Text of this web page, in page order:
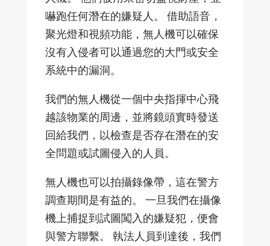
嚇跑任何潛在的嫌疑人。 借助語音，
聚光燈和視頻功能，無人機可以確保
沒有入侵者可以通過您的大門或安全
系統中的漏洞。
我們的無人機從一個中央指揮中心飛
越該物業的周邊，並將鏡頭實時發送
回給我們，以檢查是否存在潛在的安
全問題或試圖侵入的人員。
無人機也可以拍攝錄像帶，這在警方
調查期間是有益的。 一旦我們在攝像
機上捕捉到試圖闖入的嫌疑犯，便會
與警方聯繫。 執法人員到達後，我們